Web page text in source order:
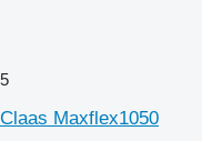
5
Claas Maxflex1050